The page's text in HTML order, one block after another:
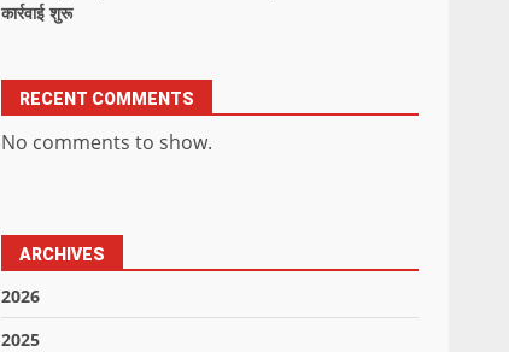
कार्रवाई शुरू
RECENT COMMENTS
No comments to show.
ARCHIVES
2026
2025